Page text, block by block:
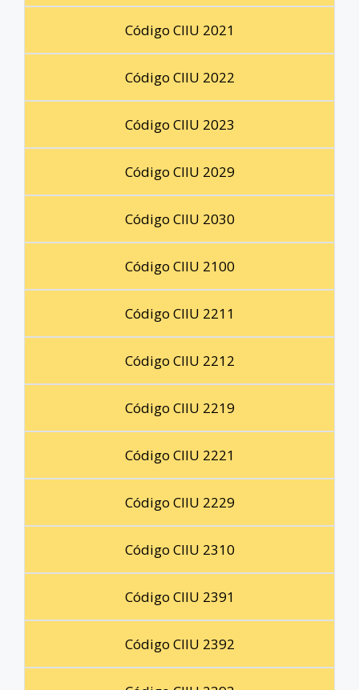
Código CIIU 2021
Código CIIU 2022
Código CIIU 2023
Código CIIU 2029
Código CIIU 2030
Código CIIU 2100
Código CIIU 2211
Código CIIU 2212
Código CIIU 2219
Código CIIU 2221
Código CIIU 2229
Código CIIU 2310
Código CIIU 2391
Código CIIU 2392